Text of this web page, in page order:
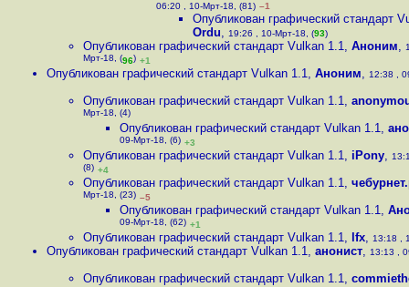
06:20 , 10-Мрт-18, (81) –1
Опубликован графический стандарт
Ordu, 19:26 , 10-Мрт-18, (93)
Опубликован графический стандарт Vulkan 1.1, Аноним,
Мрт-18, (96) +1
Опубликован графический стандарт Vulkan 1.1, Аноним, 12:38 ,
Опубликован графический стандарт Vulkan 1.1,
Мрт-18, (4)
Опубликован графический стандарт Vulkan 1.1,
09-Мрт-18, (6) +3
Опубликован графический стандарт Vulkan 1.1, iPony,
(8) +4
Опубликован графический стандарт Vulkan 1.1,
Мрт-18, (23) –5
Опубликован графический стандарт Vulkan 1.1,
09-Мрт-18, (62) +1
Опубликован графический стандарт Vulkan 1.1, lfx, 13:18 ,
Опубликован графический стандарт Vulkan 1.1, анонист, 13:13 ,
Опубликован графический стандарт Vulkan 1.1,